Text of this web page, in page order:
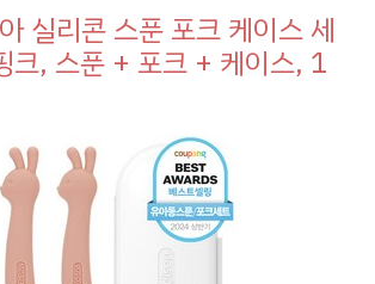
실리콘 스푼 포크 케이스 세
크, 스푼 + 포크 + 케이스, 1